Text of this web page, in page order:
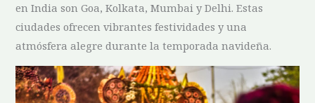
en India ⁤son​ Goa,⁤ Kolkata, Mumbai y ⁤Delhi. Estas
ciudades ofrecen vibrantes festividades y una
atmósfera alegre durante la temporada navideña.